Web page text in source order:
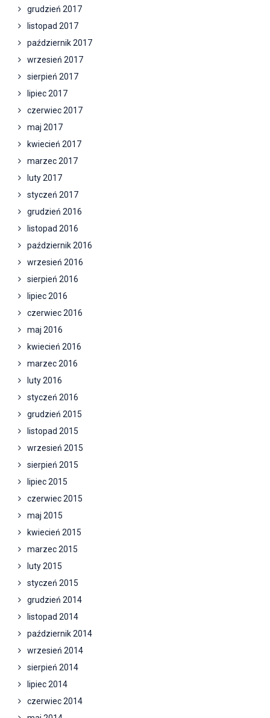
grudzień 2017
listopad 2017
październik 2017
wrzesień 2017
sierpień 2017
lipiec 2017
czerwiec 2017
maj 2017
kwiecień 2017
marzec 2017
luty 2017
styczeń 2017
grudzień 2016
listopad 2016
październik 2016
wrzesień 2016
sierpień 2016
lipiec 2016
czerwiec 2016
maj 2016
kwiecień 2016
marzec 2016
luty 2016
styczeń 2016
grudzień 2015
listopad 2015
wrzesień 2015
sierpień 2015
lipiec 2015
czerwiec 2015
maj 2015
kwiecień 2015
marzec 2015
luty 2015
styczeń 2015
grudzień 2014
listopad 2014
październik 2014
wrzesień 2014
sierpień 2014
lipiec 2014
czerwiec 2014